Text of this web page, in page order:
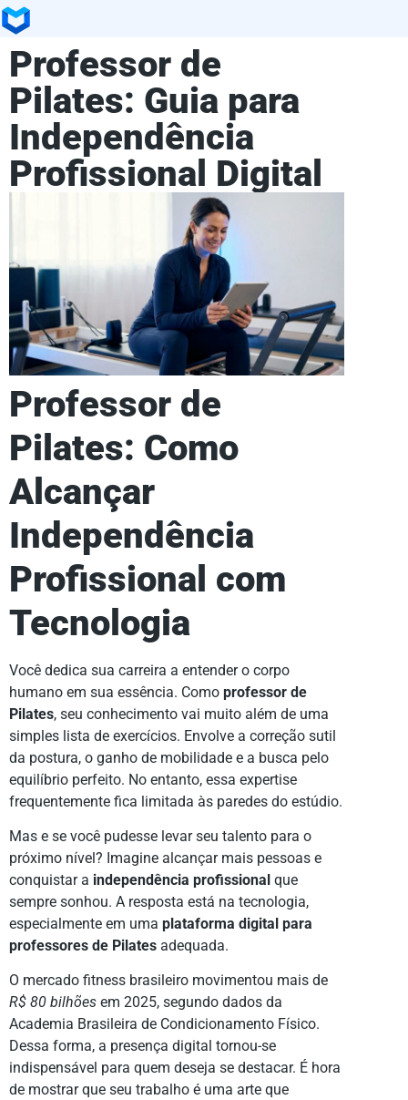
Professor de
Pilates: Guia para
Independência
Profissional Digital
Professor de
Pilates: Como
Alcançar
Independência
Profissional com
Tecnologia
Você dedica sua carreira a entender o corpo
humano em sua essência. Como professor de
Pilates, seu conhecimento vai muito além de uma
simples lista de exercícios. Envolve a correção sutil
da postura, o ganho de mobilidade e a busca pelo
equilíbrio perfeito. No entanto, essa expertise
frequentemente fica limitada às paredes do estúdio.
Mas e se você pudesse levar seu talento para o
próximo nível? Imagine alcançar mais pessoas e
conquistar a independência profissional que
sempre sonhou. A resposta está na tecnologia,
especialmente em uma plataforma digital para
professores de Pilates adequada.
O mercado fitness brasileiro movimentou mais de
R$ 80 bilhões em 2025, segundo dados da
Academia Brasileira de Condicionamento Físico.
Dessa forma, a presença digital tornou-se
indispensável para quem deseja se destacar. É hora
de mostrar que seu trabalho é uma arte que